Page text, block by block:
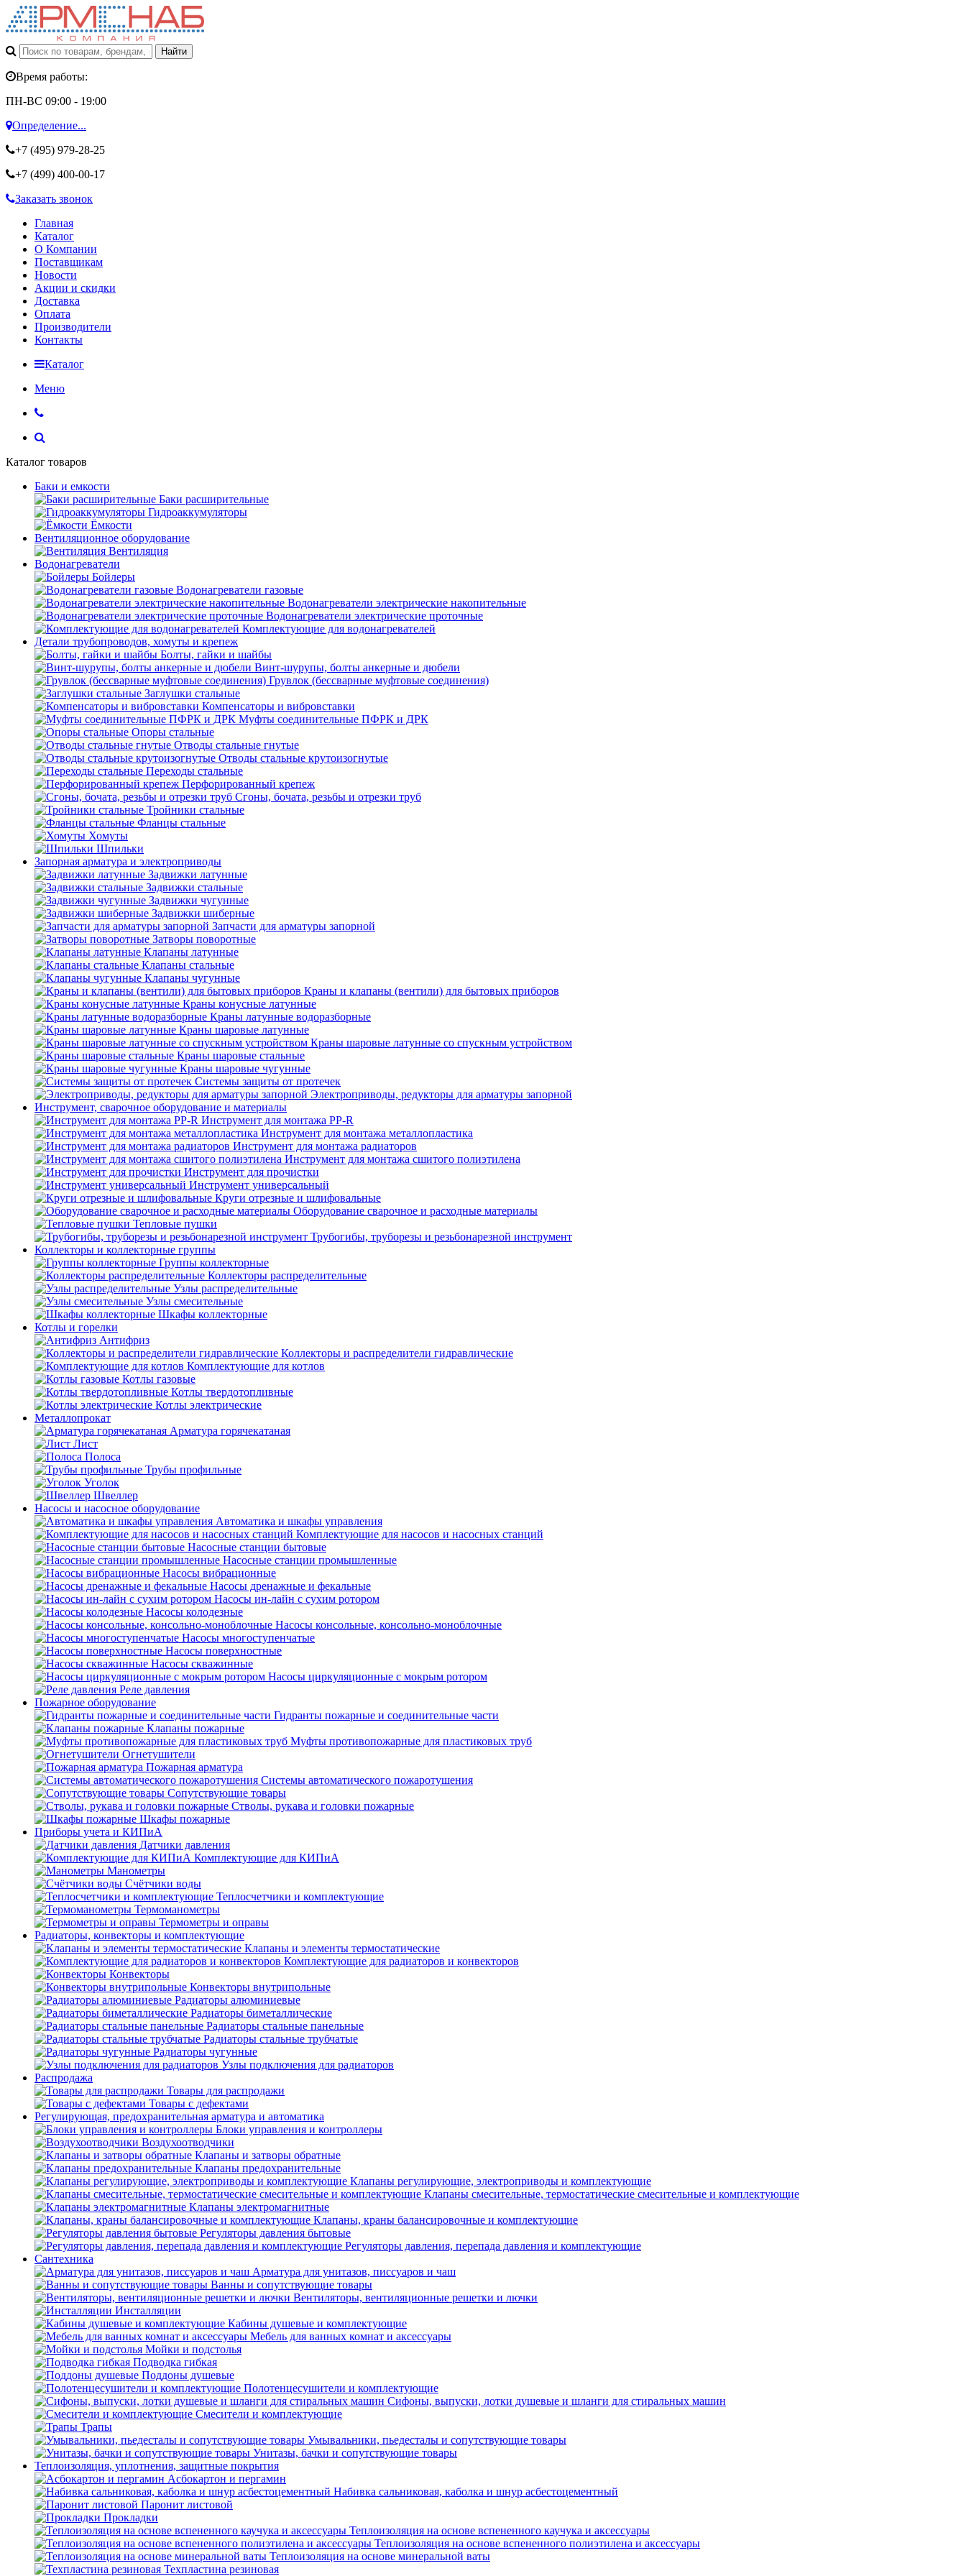
Время работы:
ПН-ВС 09:00 - 19:00
Определение...
+7 (495) 979-28-25
+7 (499) 400-00-17
Заказать звонок
Главная
Каталог
О Компании
Поставщикам
Новости
Акции и скидки
Доставка
Оплата
Производители
Контакты
Каталог
Меню
Каталог товаров
Баки и емкости
Баки расширительные
Гидроаккумуляторы
Ёмкости
Вентиляционное оборудование
Вентиляция
Водонагреватели
Бойлеры
Водонагреватели газовые
Водонагреватели электрические накопительные
Водонагреватели электрические проточные
Комплектующие для водонагревателей
Детали трубопроводов, хомуты и крепеж
Болты, гайки и шайбы
Винт-шурупы, болты анкерные и дюбели
Грувлок (бессварные муфтовые соединения)
Заглушки стальные
Компенсаторы и вибровставки
Муфты соединительные ПФРК и ДРК
Опоры стальные
Отводы стальные гнутые
Отводы стальные крутоизогнутые
Переходы стальные
Перфорированный крепеж
Сгоны, бочата, резьбы и отрезки труб
Тройники стальные
Фланцы стальные
Хомуты
Шпильки
Запорная арматура и электроприводы
Задвижки латунные
Задвижки стальные
Задвижки чугунные
Задвижки шиберные
Запчасти для арматуры запорной
Затворы поворотные
Клапаны латунные
Клапаны стальные
Клапаны чугунные
Краны и клапаны (вентили) для бытовых приборов
Краны конусные латунные
Краны латунные водоразборные
Краны шаровые латунные
Краны шаровые латунные со спускным устройством
Краны шаровые стальные
Краны шаровые чугунные
Системы защиты от протечек
Электроприводы, редукторы для арматуры запорной
Инструмент, сварочное оборудование и материалы
Инструмент для монтажа PP-R
Инструмент для монтажа металлопластика
Инструмент для монтажа радиаторов
Инструмент для монтажа сшитого полиэтилена
Инструмент для прочистки
Инструмент универсальный
Круги отрезные и шлифовальные
Оборудование сварочное и расходные материалы
Тепловые пушки
Трубогибы, труборезы и резьбонарезной инструмент
Коллекторы и коллекторные группы
Группы коллекторные
Коллекторы распределительные
Узлы распределительные
Узлы смесительные
Шкафы коллекторные
Котлы и горелки
Антифриз
Коллекторы и распределители гидравлические
Комплектующие для котлов
Котлы газовые
Котлы твердотопливные
Котлы электрические
Металлопрокат
Арматура горячекатаная
Лист
Полоса
Трубы профильные
Уголок
Швеллер
Насосы и насосное оборудование
Автоматика и шкафы управления
Комплектующие для насосов и насосных станций
Насосные станции бытовые
Насосные станции промышленные
Насосы вибрационные
Насосы дренажные и фекальные
Насосы ин-лайн с сухим ротором
Насосы колодезные
Насосы консольные, консольно-моноблочные
Насосы многоступенчатые
Насосы поверхностные
Насосы скважинные
Насосы циркуляционные с мокрым ротором
Реле давления
Пожарное оборудование
Гидранты пожарные и соединительные части
Клапаны пожарные
Муфты противопожарные для пластиковых труб
Огнетушители
Пожарная арматура
Системы автоматического пожаротушения
Сопутствующие товары
Стволы, рукава и головки пожарные
Шкафы пожарные
Приборы учета и КИПиА
Датчики давления
Комплектующие для КИПиА
Манометры
Счётчики воды
Теплосчетчики и комплектующие
Термоманометры
Термометры и оправы
Радиаторы, конвекторы и комплектующие
Клапаны и элементы термостатические
Комплектующие для радиаторов и конвекторов
Конвекторы
Конвекторы внутрипольные
Радиаторы алюминиевые
Радиаторы биметаллические
Радиаторы стальные панельные
Радиаторы стальные трубчатые
Радиаторы чугунные
Узлы подключения для радиаторов
Распродажа
Товары для распродажи
Товары с дефектами
Регулирующая, предохранительная арматура и автоматика
Блоки управления и контроллеры
Воздухоотводчики
Клапаны и затворы обратные
Клапаны предохранительные
Клапаны регулирующие, электроприводы и комплектующие
Клапаны смесительные, термостатические смесительные и комплектующие
Клапаны электромагнитные
Клапаны, краны балансировочные и комплектующие
Регуляторы давления бытовые
Регуляторы давления, перепада давления и комплектующие
Сантехника
Арматура для унитазов, писсуаров и чаш
Ванны и сопутствующие товары
Вентиляторы, вентиляционные решетки и лючки
Инсталляции
Кабины душевые и комплектующие
Мебель для ванных комнат и аксессуары
Мойки и подстолья
Подводка гибкая
Поддоны душевые
Полотенцесушители и комплектующие
Сифоны, выпуски, лотки душевые и шланги для стиральных машин
Смесители и комплектующие
Трапы
Умывальники, пьедесталы и сопутствующие товары
Унитазы, бачки и сопутствующие товары
Теплоизоляция, уплотнения, защитные покрытия
Асбокартон и пергамин
Набивка сальниковая, каболка и шнур асбестоцементный
Паронит листовой
Прокладки
Теплоизоляция на основе вспененного каучука и аксессуары
Теплоизоляция на основе вспененного полиэтилена и аксессуары
Теплоизоляция на основе минеральной ваты
Техпластина резиновая